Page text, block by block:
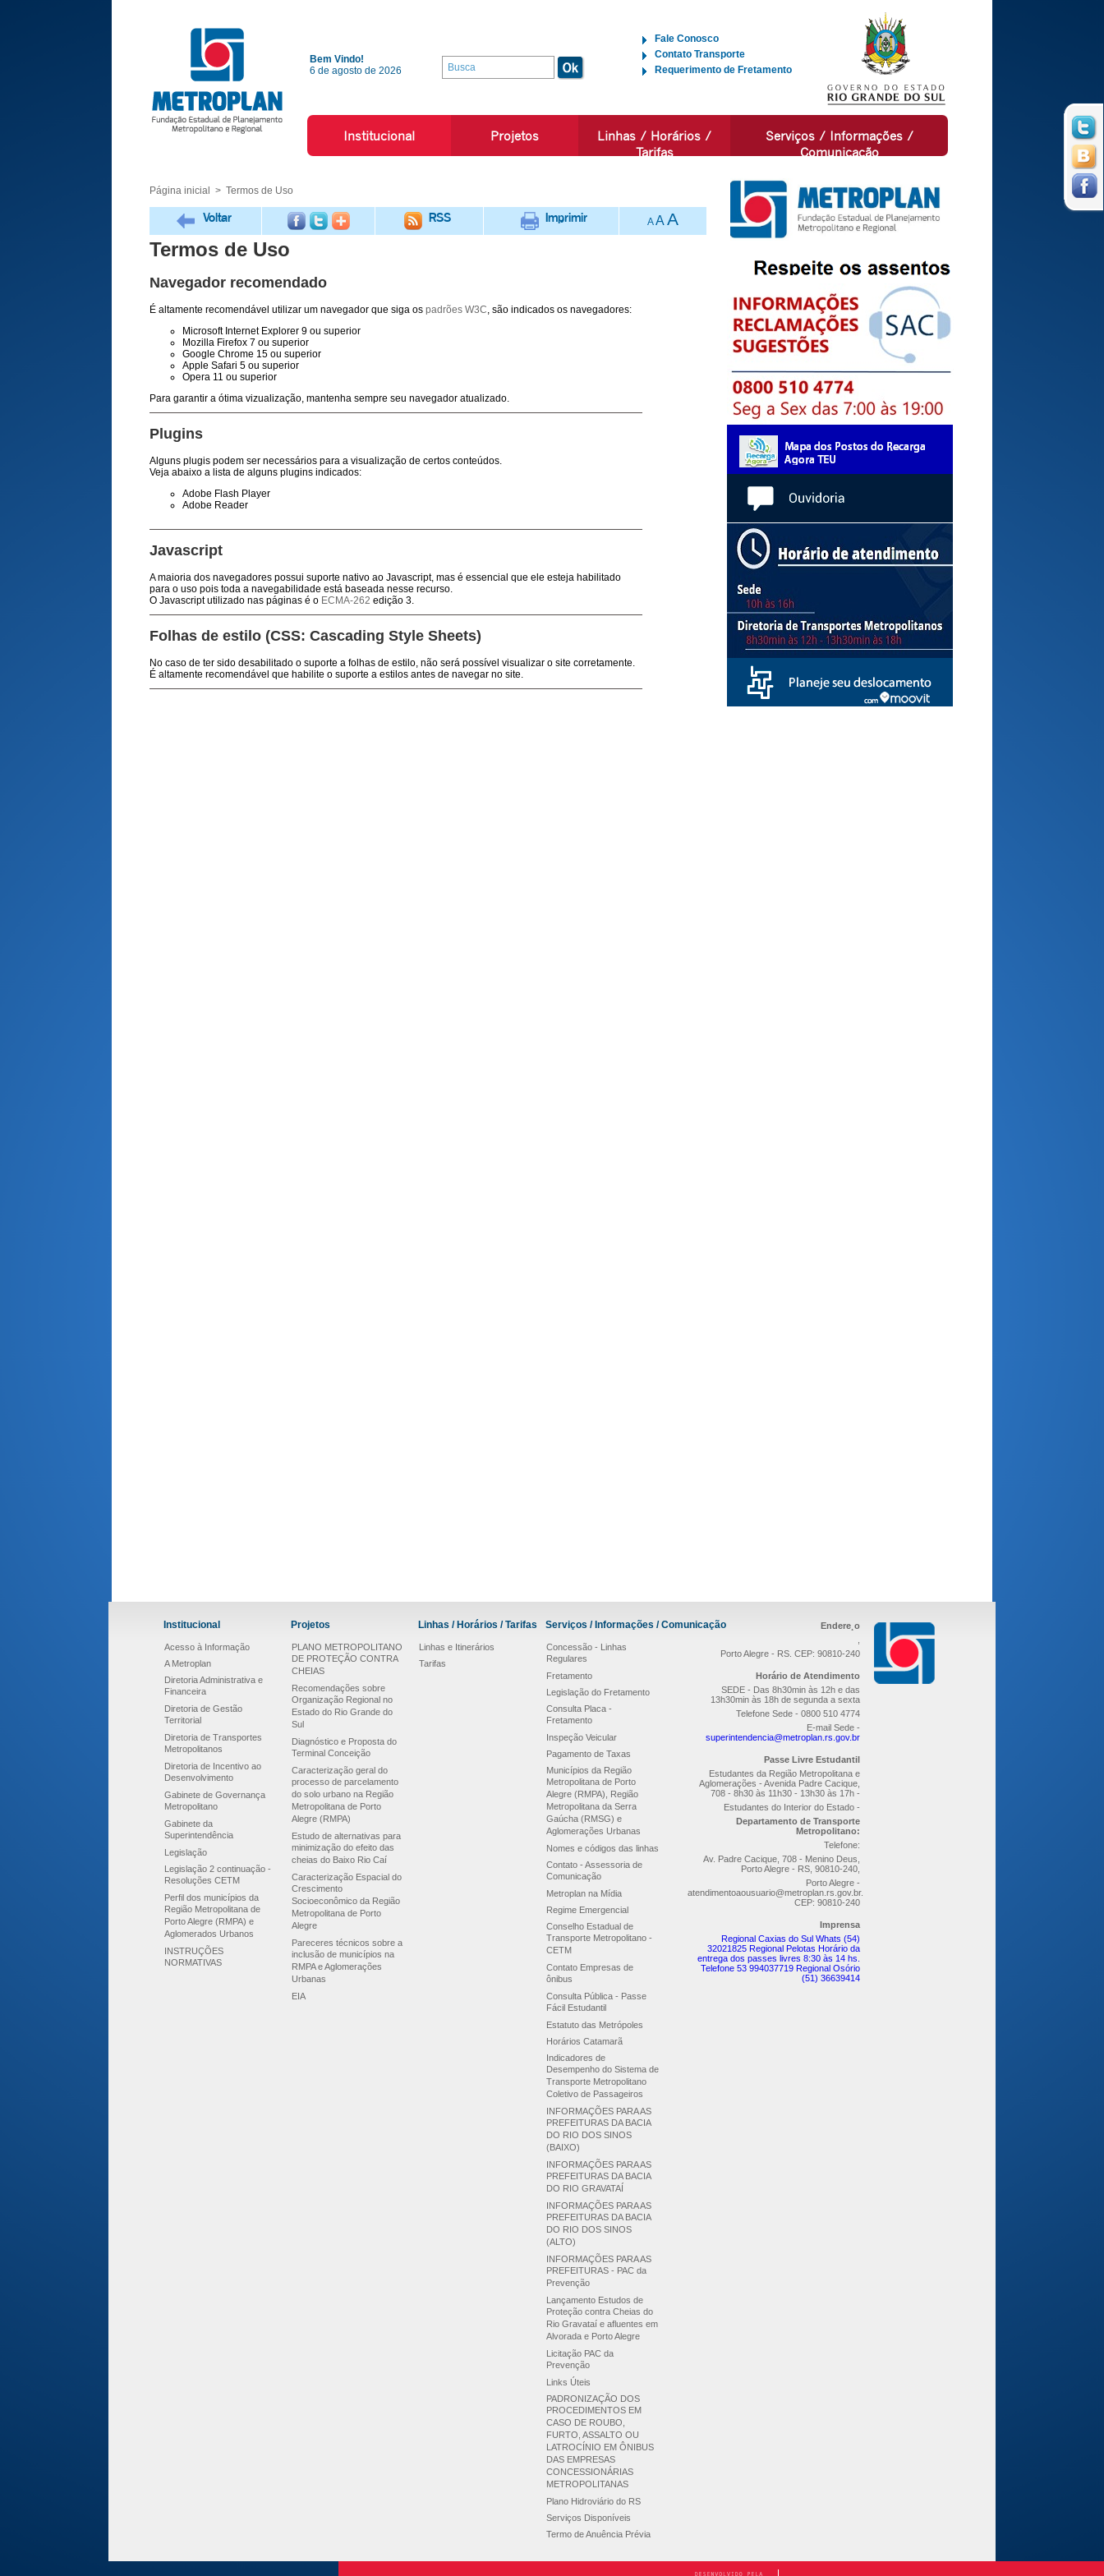
Bem Vindo!
6 de agosto de 2026
Fale Conosco
Contato Transporte
Requerimento de Fretamento
Institucional Projetos
Linhas / Horários /
Tarifas
Serviços / Informações /
Comunicação
Página inicial > Termos de Uso
Voltar RSS Imprimir A A A
Termos de Uso
Navegador recomendado
É altamente recomendável utilizar um navegador que siga os padrões W3C, são indicados os navegadores:
Microsoft Internet Explorer 9 ou superior
Mozilla Firefox 7 ou superior
Google Chrome 15 ou superior
Apple Safari 5 ou superior
Opera 11 ou superior
Para garantir a ótima vizualização, mantenha sempre seu navegador atualizado.
Plugins
Alguns plugis podem ser necessários para a visualização de certos conteúdos.
Veja abaixo a lista de alguns plugins indicados:
Adobe Flash Player
Adobe Reader
Javascript
A maioria dos navegadores possui suporte nativo ao Javascript, mas é essencial que ele esteja habilitado
para o uso pois toda a navegabilidade está baseada nesse recurso.
O Javascript utilizado nas páginas é o ECMA-262 edição 3.
Folhas de estilo (CSS: Cascading Style Sheets)
No caso de ter sido desabilitado o suporte a folhas de estilo, não será possível visualizar o site corretamente.
É altamente recomendável que habilite o suporte a estilos antes de navegar no site.
Institucional
Acesso à Informação
A Metroplan
Diretoria Administrativa e
Financeira
Diretoria de Gestão
Territorial
Diretoria de Transportes
Metropolitanos
Diretoria de Incentivo ao
Desenvolvimento
Gabinete de Governança
Metropolitano
Gabinete da
Superintendência
Legislação
Legislação 2 continuação -
Resoluções CETM
Perfil dos municípios da
Região Metropolitana de
Porto Alegre (RMPA) e
Aglomerados Urbanos
INSTRUÇÕES
NORMATIVAS
Projetos
PLANO METROPOLITANO
DE PROTEÇÃO CONTRA
CHEIAS
Recomendações sobre
Organização Regional no
Estado do Rio Grande do
Sul
Diagnóstico e Proposta do
Terminal Conceição
Caracterização geral do
processo de parcelamento
do solo urbano na Região
Metropolitana de Porto
Alegre (RMPA)
Estudo de alternativas para
minimização do efeito das
cheias do Baixo Rio Caí
Caracterização Espacial do
Crescimento
Socioeconômico da Região
Metropolitana de Porto
Alegre
Pareceres técnicos sobre a
inclusão de municípios na
RMPA e Aglomerações
Urbanas
EIA
Linhas / Horários / Tarifas
Linhas e Itinerários
Tarifas
Serviços / Informações / Comunicação
Concessão - Linhas
Regulares
Fretamento
Legislação do Fretamento
Consulta Placa -
Fretamento
Inspeção Veicular
Pagamento de Taxas
Municípios da Região
Metropolitana de Porto
Alegre (RMPA), Região
Metropolitana da Serra
Gaúcha (RMSG) e
Aglomerações Urbanas
Nomes e códigos das linhas
Contato - Assessoria de
Comunicação
Metroplan na Mídia
Regime Emergencial
Conselho Estadual de
Transporte Metropolitano -
CETM
Contato Empresas de
ônibus
Consulta Pública - Passe
Fácil Estudantil
Estatuto das Metrópoles
Horários Catamarã
Indicadores de
Desempenho do Sistema de
Transporte Metropolitano
Coletivo de Passageiros
INFORMAÇÕES PARA AS
PREFEITURAS DA BACIA
DO RIO DOS SINOS
(BAIXO)
INFORMAÇÕES PARA AS
PREFEITURAS DA BACIA
DO RIO GRAVATAÍ
INFORMAÇÕES PARA AS
PREFEITURAS DA BACIA
DO RIO DOS SINOS
(ALTO)
INFORMAÇÕES PARA AS
PREFEITURAS - PAC da
Prevenção
Lançamento Estudos de
Proteção contra Cheias do
Rio Gravataí e afluentes em
Alvorada e Porto Alegre
Licitação PAC da
Prevenção
Links Úteis
PADRONIZAÇÃO DOS
PROCEDIMENTOS EM
CASO DE ROUBO,
FURTO, ASSALTO OU
LATROCÍNIO EM ÔNIBUS
DAS EMPRESAS
CONCESSIONÁRIAS
METROPOLITANAS
Plano Hidroviário do RS
Serviços Disponíveis
Termo de Anuência Prévia
Endere¸o
Porto Alegre - RS. CEP: 90810-240
Horário de Atendimento
SEDE - Das 8h30min às 12h e das
13h30min às 18h de segunda a sexta
Telefone Sede - 0800 510 4774
E-mail Sede -
superintendencia@metroplan.rs.gov.br
Passe Livre Estudantil
Estudantes da Região Metropolitana e
Aglomerações - Avenida Padre Cacique,
708 - 8h30 às 11h30 - 13h30 às 17h -
Estudantes do Interior do Estado -
Departamento de Transporte
Metropolitano:
Telefone:
Av. Padre Cacique, 708 - Menino Deus,
Porto Alegre - RS, 90810-240,
Porto Alegre -
atendimentoaousuario@metroplan.rs.gov.br.
CEP: 90810-240
Imprensa
Regional Caxias do Sul Whats (54)
32021825 Regional Pelotas Horário da
entrega dos passes livres 8:30 às 14 hs.
Telefone 53 994037719 Regional Osório
(51) 36639414